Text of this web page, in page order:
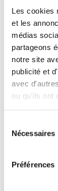
Les cookies
et les
médias
partageons
notre site
publicité et
avec
ou qu'ils ont
services.
Nécessaires
Préférences